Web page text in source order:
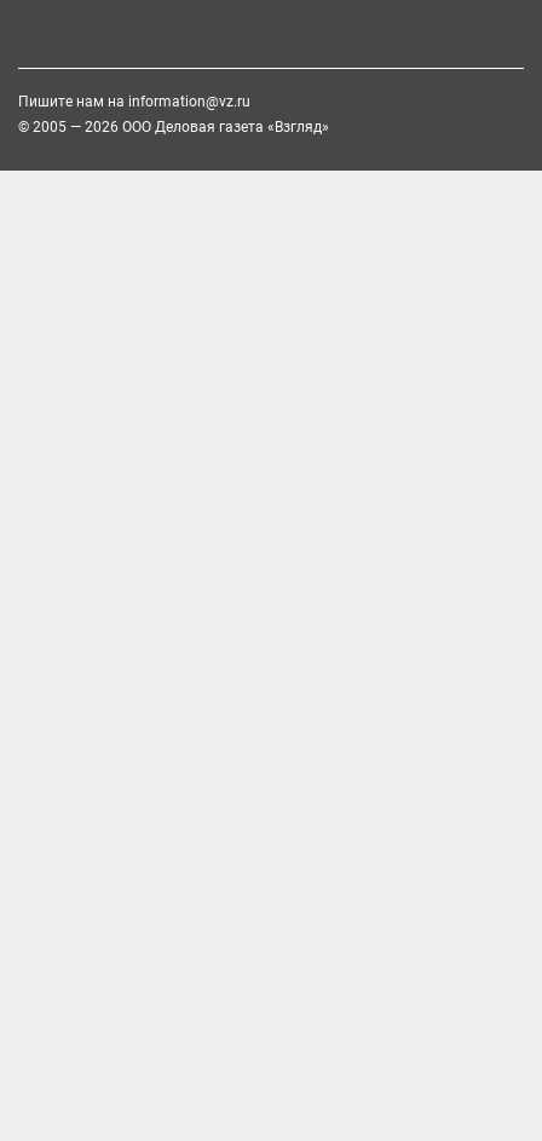
Пишите нам на information@vz.ru
© 2005 — 2026 ООО Деловая газета «Взгляд»